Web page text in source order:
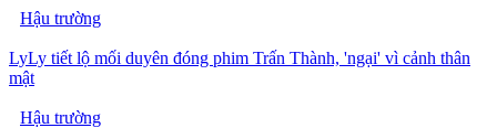
Hậu trường
LyLy tiết lộ mối duyên đóng phim Trấn Thành, 'ngại' vì cảnh thân
mật
Hậu trường